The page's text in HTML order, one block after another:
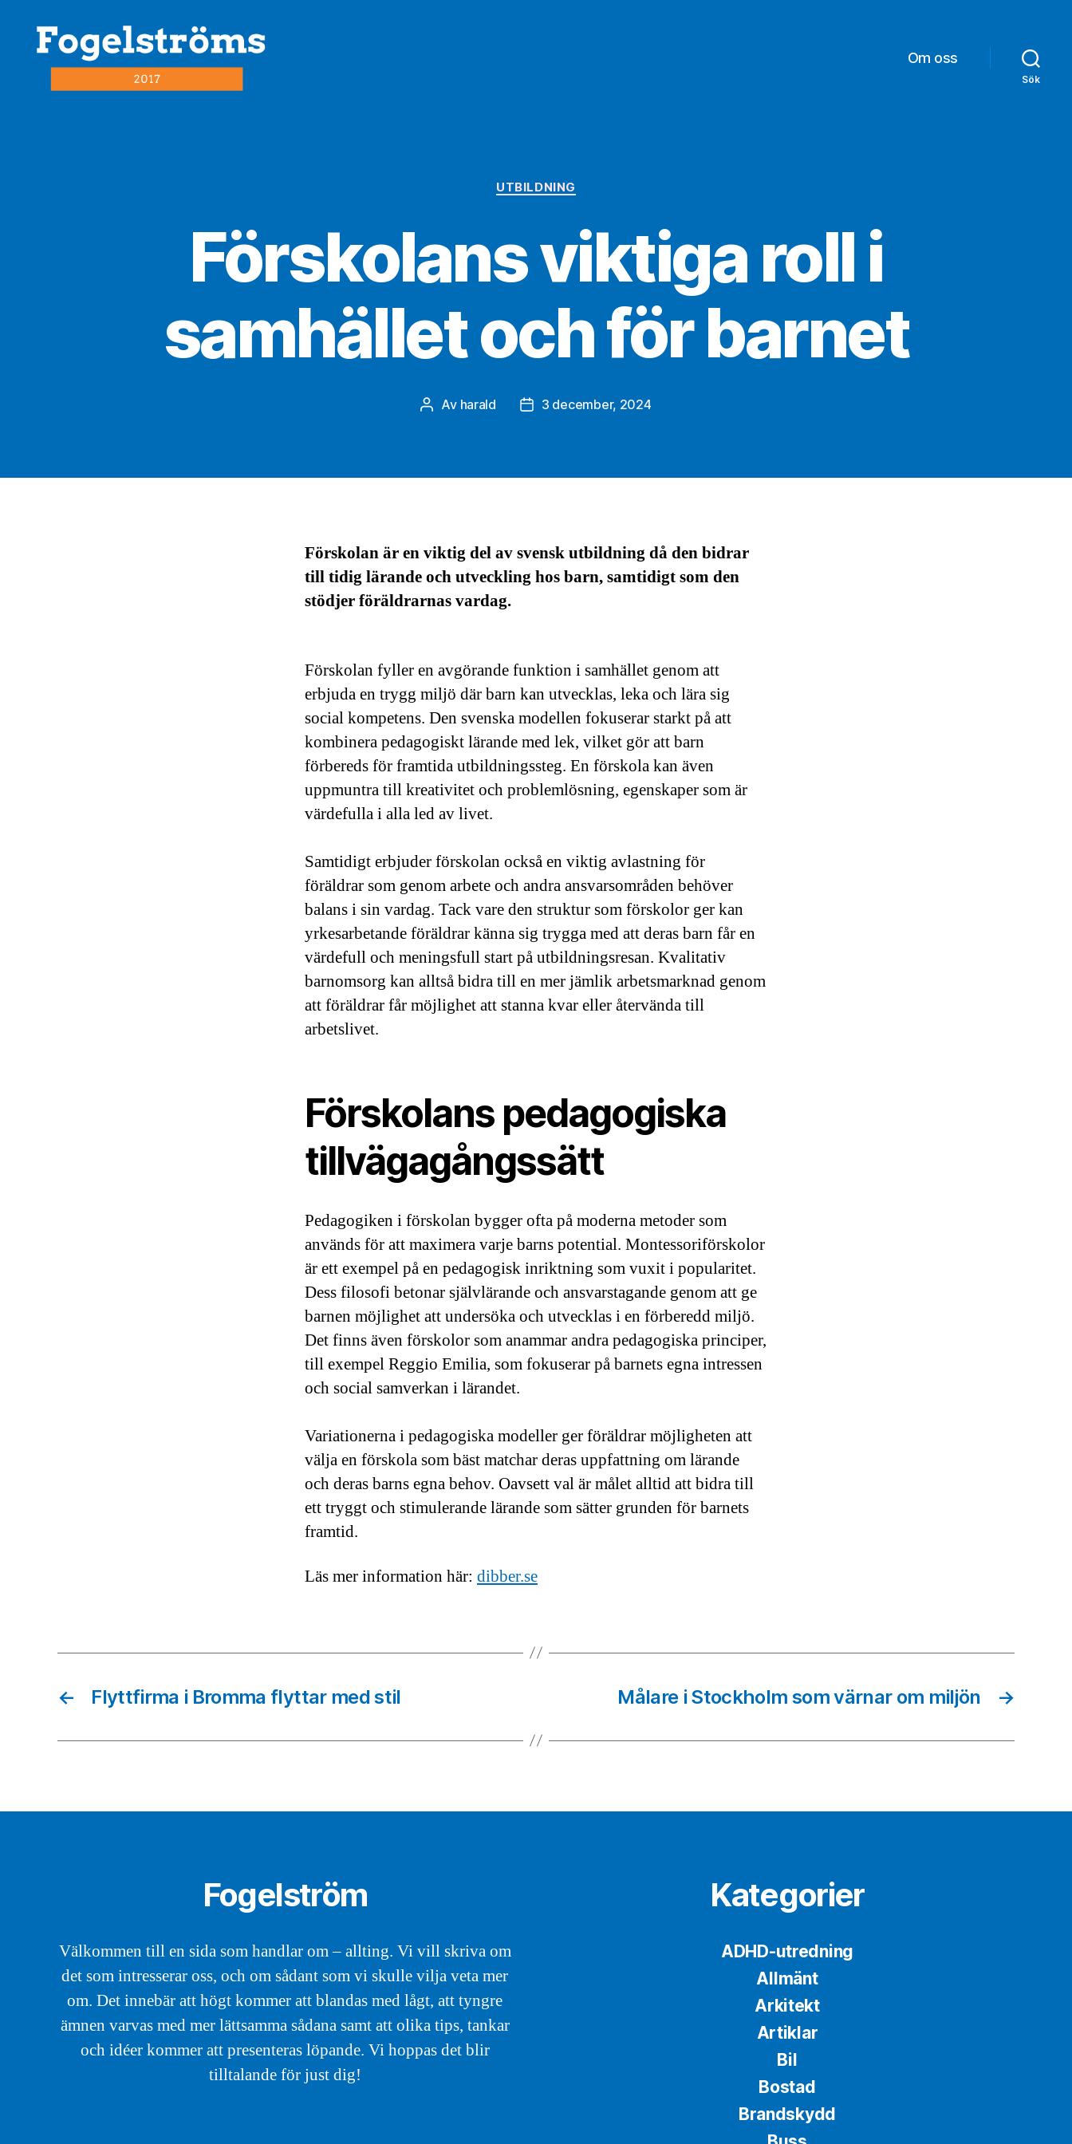
Om oss
Sök
Kategorier
UTBILDNING
Förskolans viktiga roll i
samhället och för barnet
Inläggsförfattare
Av harald Inläggsdatum
3 december, 2024
Förskolan är en viktig del av svensk utbildning då den bidrar
till tidig lärande och utveckling hos barn, samtidigt som den
stödjer föräldrarnas vardag.
Förskolan fyller en avgörande funktion i samhället genom att
erbjuda en trygg miljö där barn kan utvecklas, leka och lära sig
social kompetens. Den svenska modellen fokuserar starkt på att
kombinera pedagogiskt lärande med lek, vilket gör att barn
förbereds för framtida utbildningssteg. En förskola kan även
uppmuntra till kreativitet och problemlösning, egenskaper som är
värdefulla i alla led av livet.
Samtidigt erbjuder förskolan också en viktig avlastning för
föräldrar som genom arbete och andra ansvarsområden behöver
balans i sin vardag. Tack vare den struktur som förskolor ger kan
yrkesarbetande föräldrar känna sig trygga med att deras barn får en
värdefull och meningsfull start på utbildningsresan. Kvalitativ
barnomsorg kan alltså bidra till en mer jämlik arbetsmarknad genom
att föräldrar får möjlighet att stanna kvar eller återvända till
arbetslivet.
Förskolans pedagogiska
tillvägagångssätt
Pedagogiken i förskolan bygger ofta på moderna metoder som
används för att maximera varje barns potential. Montessoriförskolor
är ett exempel på en pedagogisk inriktning som vuxit i popularitet.
Dess filosofi betonar självlärande och ansvarstagande genom att ge
barnen möjlighet att undersöka och utvecklas i en förberedd miljö.
Det finns även förskolor som anammar andra pedagogiska principer,
till exempel Reggio Emilia, som fokuserar på barnets egna intressen
och social samverkan i lärandet.
Variationerna i pedagogiska modeller ger föräldrar möjligheten att
välja en förskola som bäst matchar deras uppfattning om lärande
och deras barns egna behov. Oavsett val är målet alltid att bidra till
ett tryggt och stimulerande lärande som sätter grunden för barnets
framtid.
Läs mer information här: dibber.se
← Flyttfirma i Bromma flyttar med stil →
Målare i Stockholm som värnar om miljön
Fogelström
Välkommen till en sida som handlar om – allting. Vi vill skriva om
det som intresserar oss, och om sådant som vi skulle vilja veta mer
om. Det innebär att högt kommer att blandas med lågt, att tyngre
ämnen varvas med mer lättsamma sådana samt att olika tips, tankar
och idéer kommer att presenteras löpande. Vi hoppas det blir
tilltalande för just dig!
Kategorier
ADHD-utredning
Allmänt
Arkitekt
Artiklar
Bil
Bostad
Brandskydd